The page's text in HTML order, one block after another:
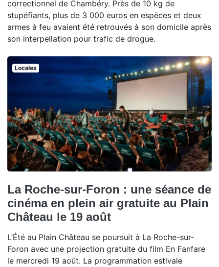
correctionnel de Chambéry. Près de 10 kg de
stupéfiants, plus de 3 000 euros en espèces et deux
armes à feu avaient été retrouvés à son domicile après
son interpellation pour trafic de drogue.
Locales
La Roche-sur-Foron : une séance de
cinéma en plein air gratuite au Plain
Château le 19 août
L’Été au Plain Château se poursuit à La Roche-sur-
Foron avec une projection gratuite du film En Fanfare
le mercredi 19 août. La programmation estivale